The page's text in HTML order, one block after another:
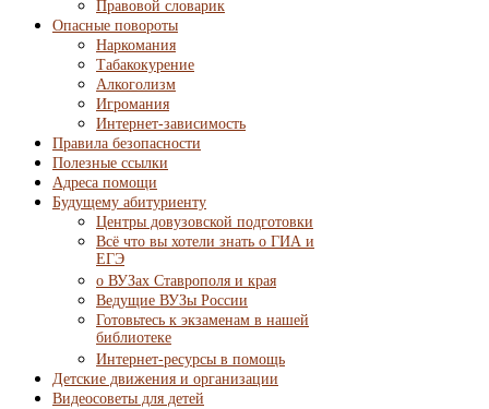
Правовой словарик
Опасные повороты
Наркомания
Табакокурение
Алкоголизм
Игромания
Интернет-зависимость
Правила безопасности
Полезные ссылки
Адреса помощи
Будущему абитуриенту
Центры довузовской подготовки
Всё что вы хотели знать о ГИА и
ЕГЭ
о ВУЗах Ставрополя и края
Ведущие ВУЗы России
Готовьтесь к экзаменам в нашей
библиотеке
Интернет-ресурсы в помощь
Детские движения и организации
Видеосоветы для детей